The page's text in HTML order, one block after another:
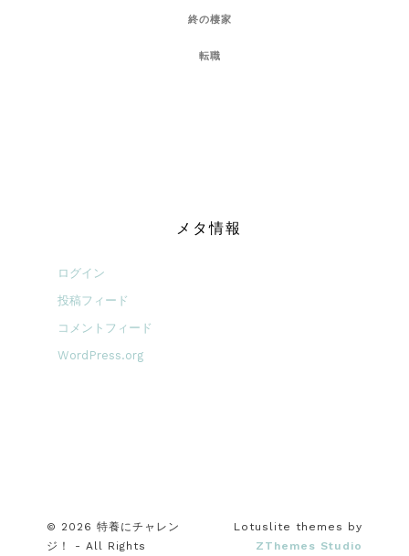
終の棲家
転職
メタ情報
ログイン
投稿フィード
コメントフィード
WordPress.org
© 2026 特養にチャレン
ジ！ - All Rights
Lotuslite themes by
ZThemes Studio